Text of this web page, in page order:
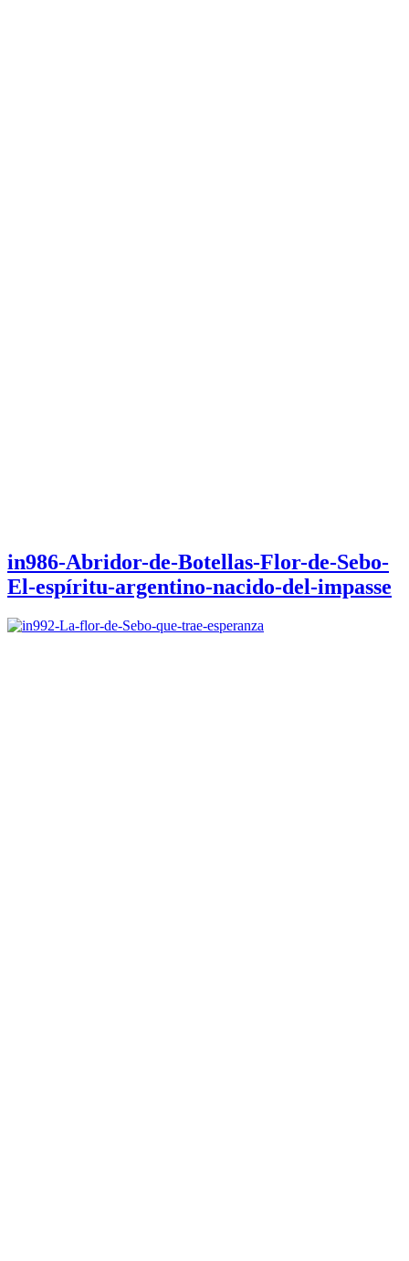
in986-Abridor-de-Botellas-Flor-de-Sebo-
El-espíritu-argentino-nacido-del-impasse